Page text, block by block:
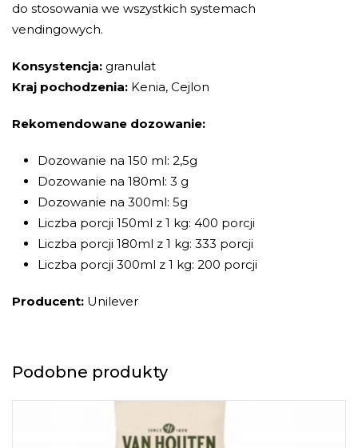
do stosowania we wszystkich systemach
vendingowych.
Konsystencja: granulat
Kraj pochodzenia: Kenia, Cejlon
Rekomendowane dozowanie:
Dozowanie na 150 ml: 2,5g
Dozowanie na 180ml: 3 g
Dozowanie na 300ml: 5g
Liczba porcji 150ml z 1 kg: 400 porcji
Liczba porcji 180ml z 1 kg: 333 porcji
Liczba porcji 300ml z 1 kg: 200 porcji
Producent: Unilever
Podobne produkty